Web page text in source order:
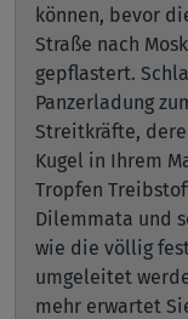
können, bevor
Straße nach
gepflastert.
Panzerladung
Streitkräfte,
Kugel in Ihrem
Tropfen
Dilemmata und
wie die völlig
umgeleitet
mehr erwartet